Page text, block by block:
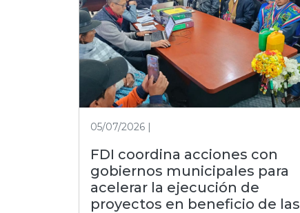
05/07/2026 |
FDI coordina acciones con
gobiernos municipales para
acelerar la ejecución de
proyectos en beneficio de las